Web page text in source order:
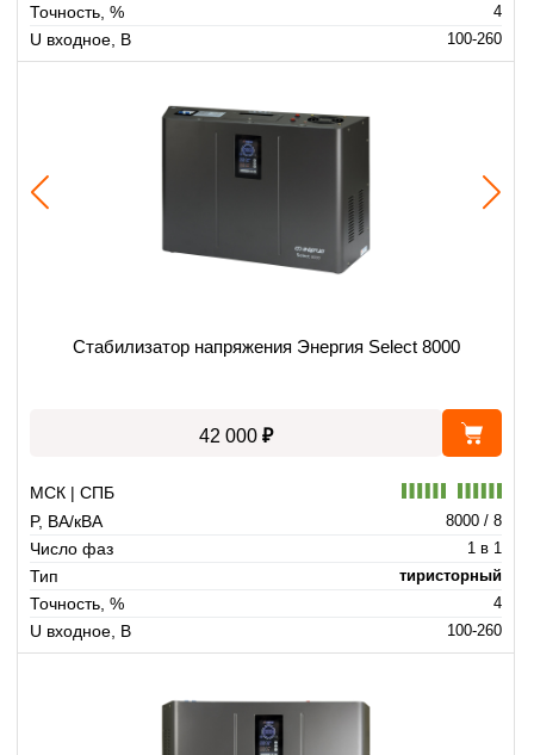
Точность, % 4
U входное, В 100-260
Стабилизатор напряжения Энергия Select 8000
42 000 ₽
МСК | СПБ
P, ВА/кВА
8000 / 8
Число фаз 1 в 1
Тип тиристорный
Точность, % 4
U входное, В 100-260